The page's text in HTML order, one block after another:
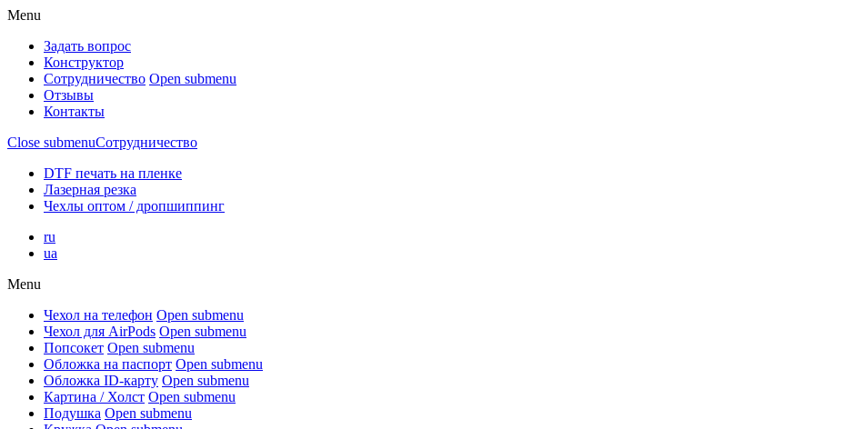
Menu
Задать вопрос
Конструктор
Сотрудничество Open submenu
Отзывы
Контакты
Close submenuСотрудничество
DTF печать на пленке
Лазерная резка
Чехлы оптом / дропшиппинг
ru
ua
Menu
Чехол на телефон Open submenu
Чехол для AirPods Open submenu
Попсокет Open submenu
Обложка на паспорт Open submenu
Обложка ID-карту Open submenu
Картина / Холст Open submenu
Подушка Open submenu